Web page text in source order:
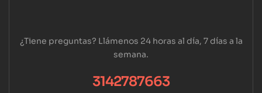
¿Tiene preguntas? Llámenos 24 horas al día, 7 días a la
semana.
3142787663